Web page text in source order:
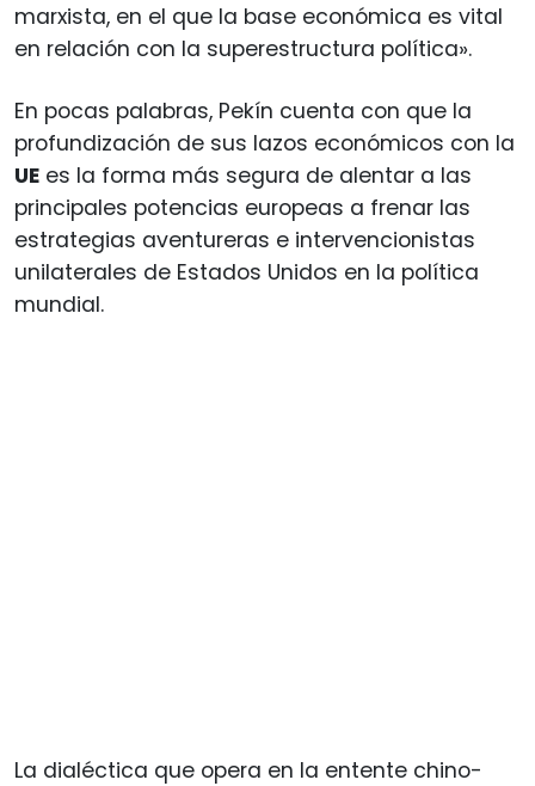
marxista, en el que la base económica es vital
en relación con la superestructura política».
En pocas palabras, Pekín cuenta con que la
profundización de sus lazos económicos con la
UE es la forma más segura de alentar a las
principales potencias europeas a frenar las
estrategias aventureras e intervencionistas
unilaterales de Estados Unidos en la política
mundial.
La dialéctica que opera en la entente chino-